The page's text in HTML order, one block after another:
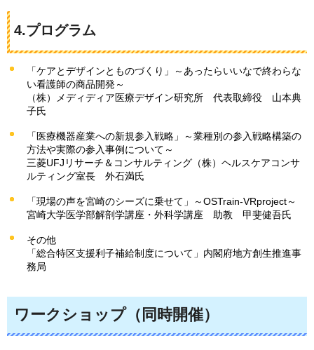
4.プログラム
「ケアとデザインとものづくり」～あったらいいなで終わらな
い看護師の商品開発～
（株）メディディア医療デザイン研究所
代表取締役 山本典
子氏
「医療機器産業への新規参入戦略」～業種別の参入戦略構築の
方法や実際の参入事例について～
三菱UFJリサーチ＆コンサルティング（株）ヘルスケアコンサ
ルティング室長
外石満氏
「現場の声を宮崎のシーズに乗せて」～OSTrain-VRproject～
宮崎大学医学部解剖学講座・外科学講座
助教 甲斐健吾氏
その他
「総合特区支援利子補給制度について」内閣府地方創生推進事
務局
ワークショップ（同時開催）